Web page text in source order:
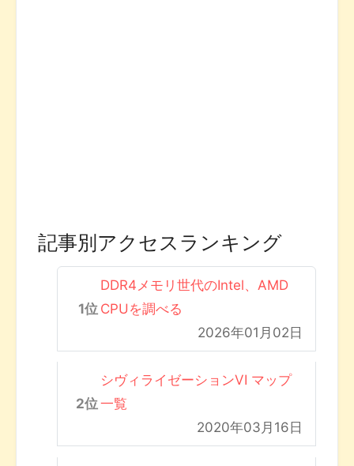
記事別アクセスランキング
DDR4メモリ世代のIntel、AMD
CPUを調べる
2026年01月02日
シヴィライゼーションVI マップ
一覧
2020年03月16日